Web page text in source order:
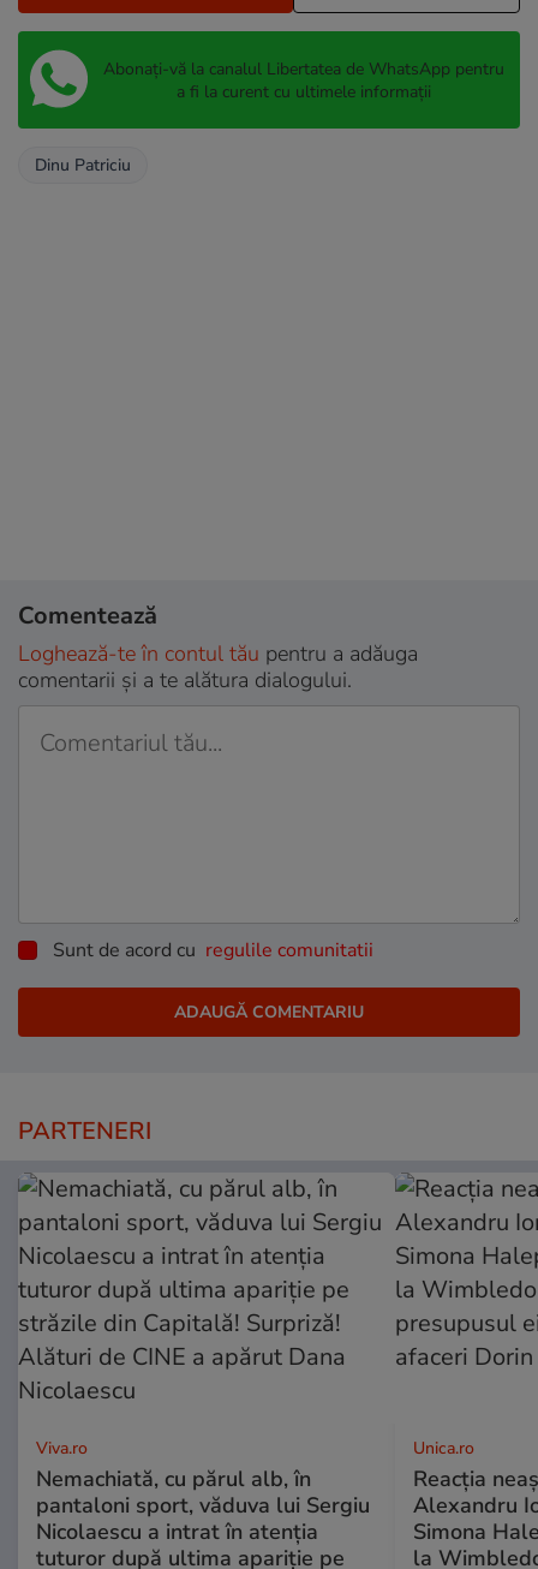
Abonați-vă la canalul Libertatea de WhatsApp pentru
a fi la curent cu ultimele informații
Dinu Patriciu
Comentează
Loghează-te în contul tău pentru a adăuga
comentarii și a te alătura dialogului.
Sunt de acord cu regulile comunitatii
PARTENERI
Viva.ro
Nemachiată, cu părul alb, în
pantaloni sport, văduva lui Sergiu
Nicolaescu a intrat în atenția
tuturor după ultima apariție pe
Unica.ro
Reacția
Alexandru
Simona
la